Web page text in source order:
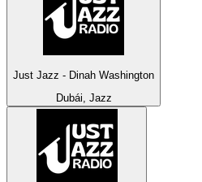
Just Jazz - Dinah Washington
Dubái, Jazz